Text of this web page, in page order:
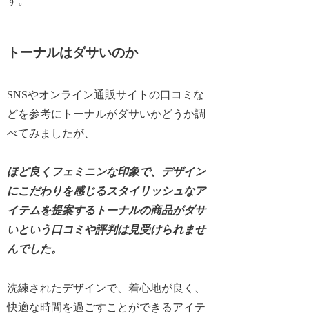
トーナルはダサいのか
SNSやオンライン通販サイトの口コミな
どを参考にトーナルがダサいかどうか調
べてみましたが、
ほど良くフェミニンな印象で、デザイン
にこだわりを感じるスタイリッシュなア
イテムを提案するトーナルの商品がダサ
いという口コミや評判は見受けられませ
んでした。
洗練されたデザインで、着心地が良く、
快適な時間を過ごすことができるアイテ